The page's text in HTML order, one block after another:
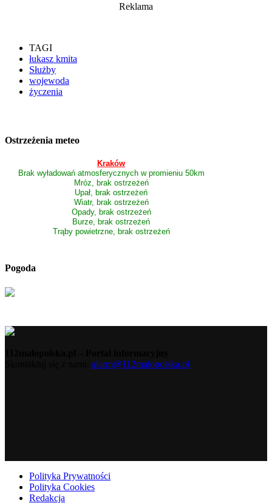
Reklama
TAGI
łukasz kmita
Służby
wojewoda
życzenia
Ostrzeżenia meteo
Kraków
Brak wyładowań atmosferycznych w promieniu 50km
Mróz, brak ostrzeżeń
Upał, brak ostrzeżeń
Wiatr, brak ostrzeżeń
Opady, brak ostrzeżeń
Burze, brak ostrzeżeń
Trąby powietrzne, brak ostrzeżeń
Pogoda
alarm@112malopolska.pl
Polityka Prywatności
Polityka Cookies
Redakcja